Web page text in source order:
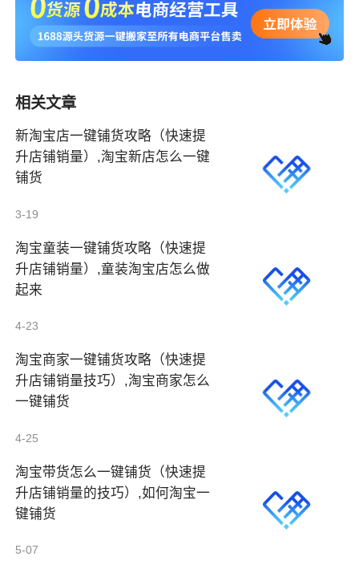
相关文章
新淘宝店一键铺货攻略（快速提
升店铺销量）,淘宝新店怎么一键
铺货
3-19
淘宝童装一键铺货攻略（快速提
升店铺销量）,童装淘宝店怎么做
起来
4-23
淘宝商家一键铺货攻略（快速提
升店铺销量技巧）,淘宝商家怎么
一键铺货
4-25
淘宝带货怎么一键铺货（快速提
升店铺销量的技巧）,如何淘宝一
键铺货
5-07